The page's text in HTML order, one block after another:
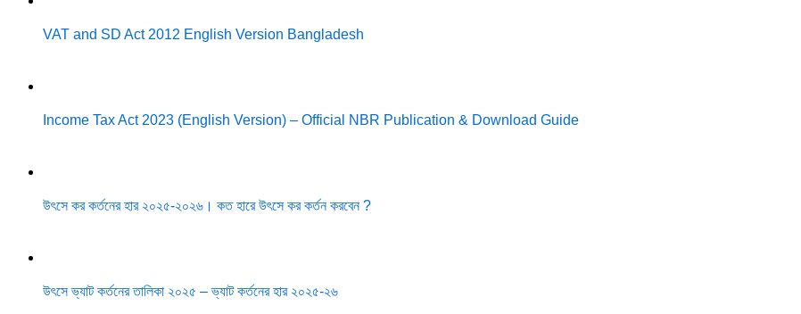
VAT and SD Act 2012 English Version Bangladesh
Income Tax Act 2023 (English Version) – Official NBR Publication & Download Guide
উৎসে কর কর্তনের হার ২০২৫-২০২৬। কত হারে উৎসে কর কর্তন করবেন ?
উৎসে ভ্যাট কর্তনের তালিকা ২০২৫ – ভ্যাট কর্তনের হার ২০২৫-২৬